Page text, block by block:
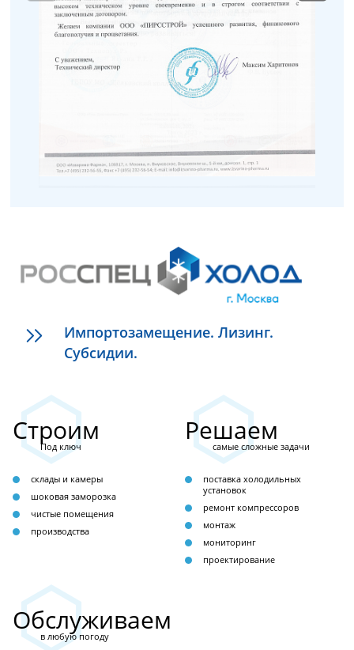
Импортозамещение. Лизинг.
Субсидии.
Строим
Под ключ
склады и камеры
шоковая заморозка
чистые помещения
производства
Решаем
самые сложные задачи
поставка холодильных
установок
ремонт компрессоров
монтаж
мониторинг
проектирование
Обслуживаем
в любую погоду